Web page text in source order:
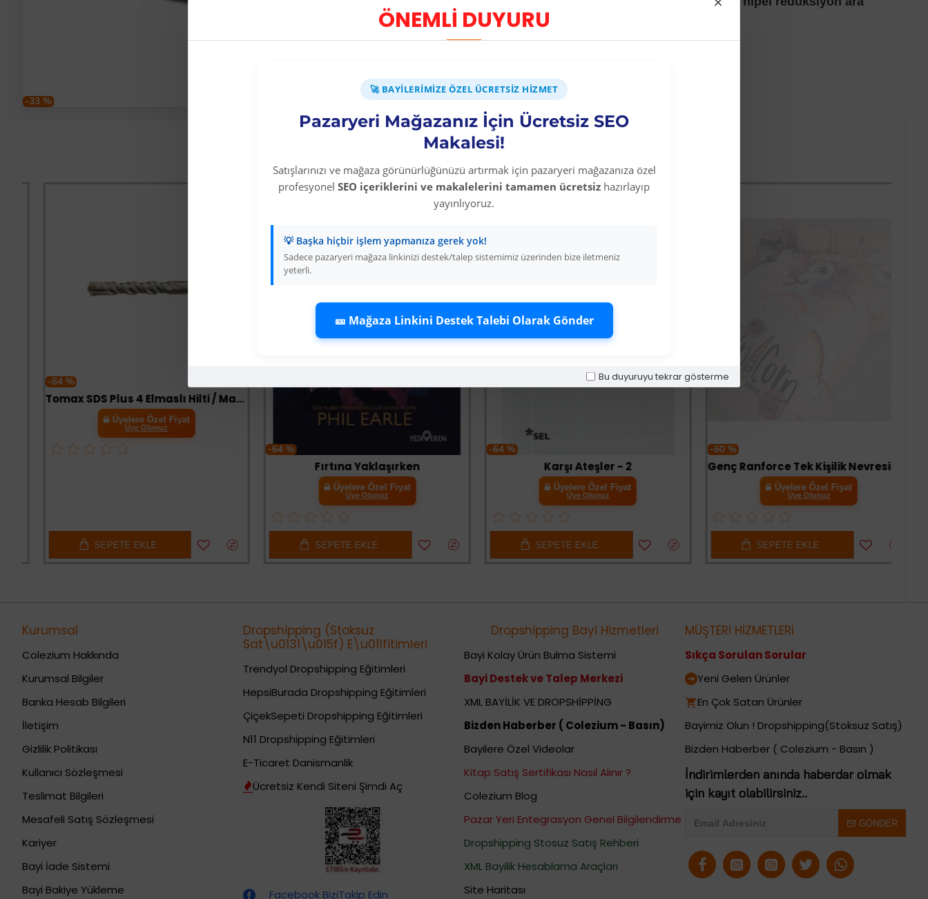
ÖNEMLİ DUYURU
🚀 BAYILERIMIZE ÖZEL ÜCRETSIZ HIZMET
Pazaryeri Mağazanız İçin Ücretsiz SEO
Makalesi!
Satışlarınızı ve mağaza görünürlüğünüzü artırmak için pazaryeri mağazanıza özel
profesyonel SEO içeriklerini ve makalelerini tamamen ücretsiz hazırlayıp
yayınlıyoruz.
💡 Başka hiçbir işlem yapmanıza gerek yok!
Sadece pazaryeri mağaza linkinizi destek/talep sistemimiz üzerinden bize iletmeniz
yeterli.
🎫 Mağaza Linkini Destek Talebi Olarak Gönder
Bu duyuruyu tekrar gösterme
-33 %
geçiş aparatıdır.
-64 %
Tomax SDS Plus 4 Elmaslı Hilti / Matkap Ucu 11x210
Üyelere Özel Fiyat
Üye Olunuz
SEPETE EKLE
-64 %
Fırtına Yaklaşırken
Üyelere Özel Fiyat
Üye Olunuz
SEPETE EKLE
-64 %
Karşı Ateşler - 2
Üyelere Özel Fiyat
Üye Olunuz
SEPETE EKLE
-60 %
Genç Ranforce Tek Kişilik Nevresim Takımı Pink Dreams Pudra
Üyelere Özel Fiyat
Üye Olunuz
SEPETE EKLE
Kurumsal
Colezium Hakkında
Kurumsal Bilgiler
Banka Hesab Bilgileri
İletişim
Gizlilik Politikası
Kullanıcı Sözleşmesi
Teslimat Bilgileri
Mesafeli Satış Sözleşmesi
Kariyer
Bayi İade Sistemi
Bayi Bakiye Yükleme
Dropshipping (Stoksuz
Sat\u0131\u015f) E\u011fitimleri
Trendyol Dropshipping Eğitimleri
HepsiBurada Dropshipping Eğitimleri
ÇiçekSepeti Dropshipping Eğitimleri
N11 Dropshipping Eğitimleri
E-Ticaret Danismanlik
Ücretsiz Kendi Siteni Şimdi Aç
Facebook BiziTakip Edin
Dropshipping Bayi Hizmetleri
Bayi Kolay Ürün Bulma Sistemi
Bayi Destek ve Talep Merkezi
XML BAYİLİK VE DROPSHİPPİNG
Bizden Haberber ( Colezium - Basın)
Bayilere Özel Videolar
Kitap Satış Sertifikası Nasıl Alınır ?
Colezium Blog
Pazar Yeri Entegrasyon Genel Bilgilendirme
Dropshipping Stosuz Satış Rehberi
XML Bayilik Hesablama Araçları
Site Haritası
MÜŞTERİ HİZMETLERİ
Sıkça Sorulan Sorular
Yeni Gelen Ürünler
En Çok Satan Ürünler
Bayimiz Olun ! Dropshipping(Stoksuz Satış)
Bizden Haberber ( Colezium - Basın )
İndirimlerden anında haberdar olmak
için kayıt olabilirsiniz..
GÖNDER